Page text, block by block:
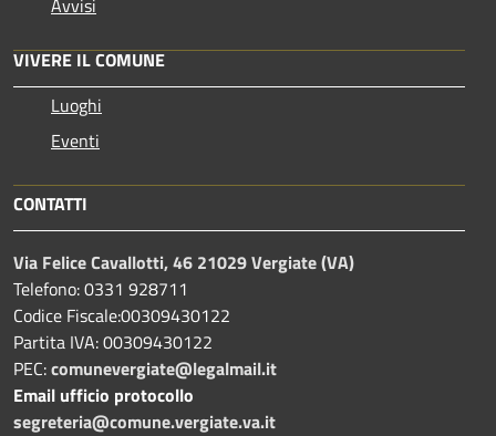
VIVERE IL COMUNE
Luoghi
Eventi
CONTATTI
Via Felice Cavallotti, 46 21029 Vergiate (VA)
Telefono: 0331 928711
Codice Fiscale:00309430122
Partita IVA: 00309430122
PEC:comunevergiate@legalmail.it
Email ufficio protocollo
segreteria@comune.vergiate.va.it